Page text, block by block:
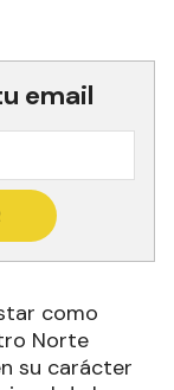
email
como
Norte
su carácter